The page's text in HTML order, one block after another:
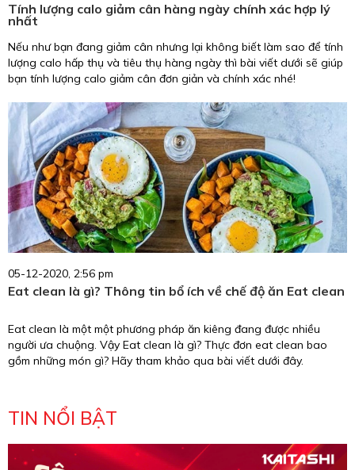
Tính lượng calo giảm cân hàng ngày chính xác hợp lý
nhất
Nếu như bạn đang giảm cân nhưng lại không biết làm sao để tính
lượng calo hấp thụ và tiêu thụ hàng ngày thì bài viết dưới sẽ giúp
bạn tính lượng calo giảm cân đơn giản và chính xác nhé!
05-12-2020, 2:56 pm
Eat clean là gì? Thông tin bổ ích về chế độ ăn Eat clean
Eat clean là một một phương pháp ăn kiêng đang được nhiều
người ưa chuộng. Vậy Eat clean là gì? Thực đơn eat clean bao
gồm những món gì? Hãy tham khảo qua bài viết dưới đây.
TIN NỔI BẬT